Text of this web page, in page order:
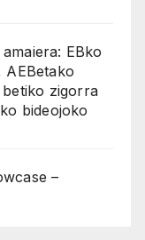
EBko
AEBetako
zigorra
bideojoko
–